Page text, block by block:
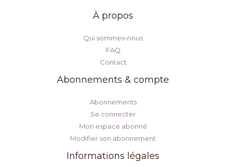
À propos
Qui sommes-nous
FAQ
Contact
Abonnements & compte
Abonnements
Se connecter
Mon espace abonné
Modifier son abonnement
Informations légales